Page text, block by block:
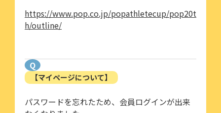
https://www.pop.co.jp/popathletecup/pop20t
h/outline/
Q
【マイページについて】
パスワードを忘れたため、会員ログインが出来